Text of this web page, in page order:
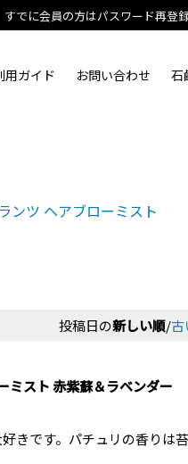
すでに会員の方はパスワード再登
用ガイド お問い合わせ 石
ンツ ヘアブローミスト
投稿日の新しい順/古
ミスト 赤紫蘇＆ラベンダー
きです。パチュリの香り